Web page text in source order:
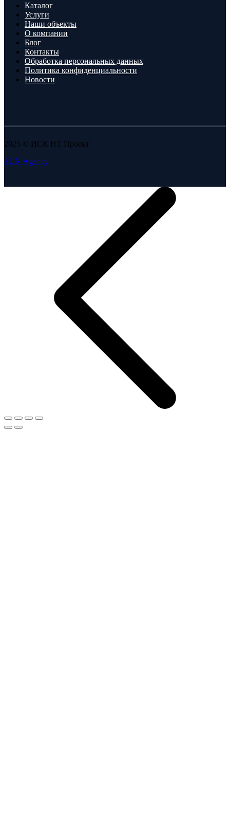
Каталог
Услуги
Наши объекты
О компании
Блог
Контакты
Обработка персональных данных
Политика конфиденциальности
Новости
2025 © ИСК НТ Проект
SUN Agency